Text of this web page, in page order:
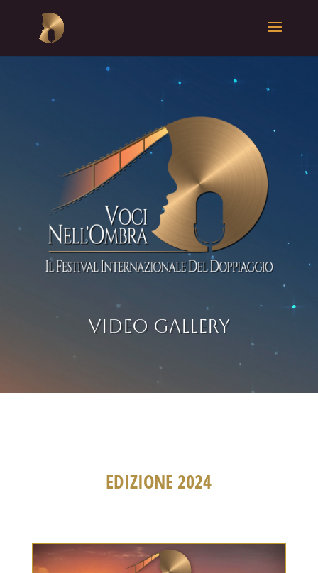
VIDEO GALLERY
EDIZIONE 2024